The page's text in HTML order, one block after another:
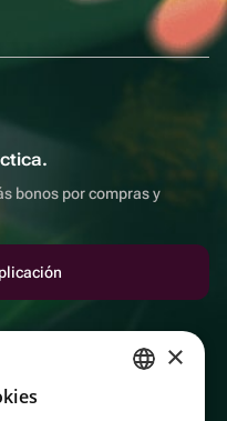
bonos por compras y
sala 2/3 ×